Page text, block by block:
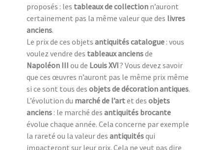
proposés : les tableaux de collection n’auront
certainement pas la même valeur que des livres
anciens.
Le prix de ces objets antiquités catalogue : vous
voulez vendre des tableaux anciensde
Napoléon III ou de Louis XVI? Vous devez savoir
que ces œuvres n’auront pas le même prix même
si ce sont tous des objets de décoration antiques.
L’évolution du marché de l’artet des objets
anciens : le marché des antiquités brocante
évolue chaque année. Cela concerne par exemple
la rareté ou la valeur des antiquitésqui
impacteront sur leur prix. Cela ne veut pas dire